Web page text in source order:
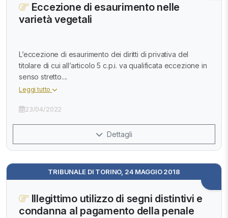
Eccezione di esaurimento nelle
varietà vegetali
L’eccezione di esaurimento dei diritti di privativa del
titolare di cui all’articolo 5 c.p.i. va qualificata eccezione in
senso stretto....
Leggi tutto
23/04/2022
Dettagli
TRIBUNALE DI TORINO, 24 MAGGIO 2018
Illegittimo utilizzo di segni distintivi e
condanna al pagamento della penale